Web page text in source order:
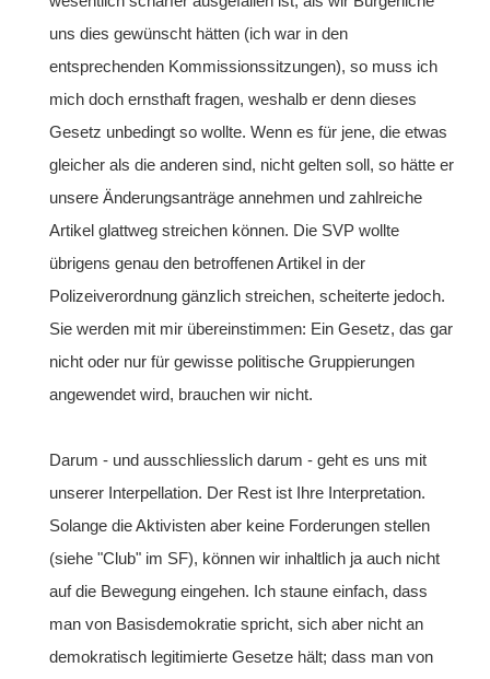
uns dies gewünscht hätten (ich war in den
entsprechenden Kommissionssitzungen), so muss ich
mich doch ernsthaft fragen, weshalb er denn dieses
Gesetz unbedingt so wollte. Wenn es für jene, die etwas
gleicher als die anderen sind, nicht gelten soll, so hätte er
unsere Änderungsanträge annehmen und zahlreiche
Artikel glattweg streichen können. Die SVP wollte
übrigens genau den betroffenen Artikel in der
Polizeiverordnung gänzlich streichen, scheiterte jedoch.
Sie werden mit mir übereinstimmen: Ein Gesetz, das gar
nicht oder nur für gewisse politische Gruppierungen
angewendet wird, brauchen wir nicht.
Darum - und ausschliesslich darum - geht es uns mit
unserer Interpellation. Der Rest ist Ihre Interpretation.
Solange die Aktivisten aber keine Forderungen stellen
(siehe "Club" im SF), können wir inhaltlich ja auch nicht
auf die Bewegung eingehen. Ich staune einfach, dass
man von Basisdemokratie spricht, sich aber nicht an
demokratisch legitimierte Gesetze hält; dass man von